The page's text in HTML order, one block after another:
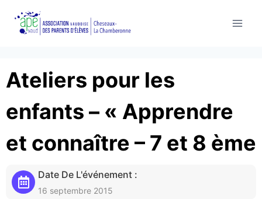
Ateliers pour les
enfants – « Apprendre
et connaître – 7 et 8 ème
Date De L'événement :
16 septembre 2015